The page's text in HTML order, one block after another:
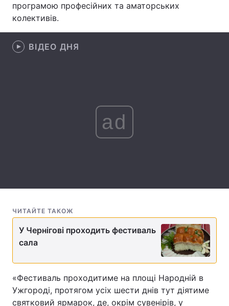
Цікавинки
Думки
Вакансії
Тема оформлення
програмою професійних та аматорських
колективів.
ВІДЕО ДНЯ
ad
ЧИТАЙТЕ ТАКОЖ
У Чернігові проходить фестиваль
сала
«Фестиваль проходитиме на площі Народній в
Ужгороді, протягом усіх шести днів тут діятиме
святковий ярмарок, де, окрім сувенірів, у